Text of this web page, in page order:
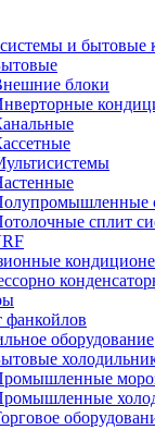
и бытовые
блоки
сплит
фанкойлов
оборудование